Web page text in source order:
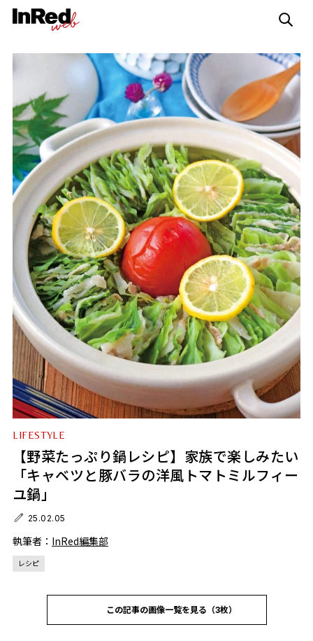
LIFESTYLE
【野菜たっぷり鍋レシピ】家族で楽しみたい
「キャベツと豚バラの洋風トマトミルフィー
ユ鍋」
25.02.05
執筆者： InRed編集部
レシピ
この記事の画像一覧を見る（3枚）